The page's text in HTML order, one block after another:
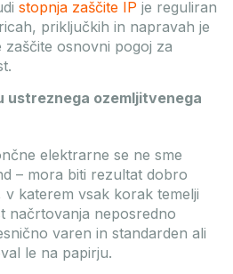
stopnja zaščite IP je reguliran
priključkih in napravah je
osnovni pogoj za
ustreznega ozemljitvenega
elektrarne se ne sme
– mora biti rezultat dobro
katerem vsak korak temelji
načrtovanja neposredno
varen in standarden ali
le na papirju.